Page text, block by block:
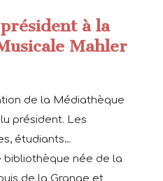
à la
Mahler
de la Médiathèque
président. Les
étudiants…
née de la
de la Grange et